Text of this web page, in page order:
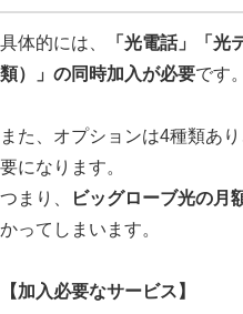
具体的には、
「光電話」「光
類）」の同時加入が必要です。
また、オプションは4種類あ
要になります。
つまり、
ビッグローブ光の月
かってしまいます。
【加入必要なサービス】